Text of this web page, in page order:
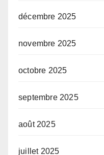
décembre 2025
novembre 2025
octobre 2025
septembre 2025
août 2025
juillet 2025